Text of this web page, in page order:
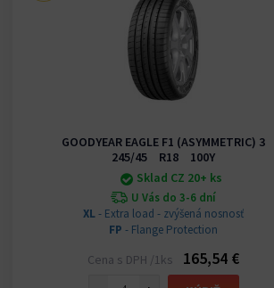
GOODYEAR EAGLE F1 (ASYMMETRIC) 3
245/45 R18 100Y
Sklad CZ 20+ ks
U Vás do 3-6 dní
XL- Extra load - zvýšená nosnosť
FP - Flange Protection
Cena s DPH /1ks
165,54 €